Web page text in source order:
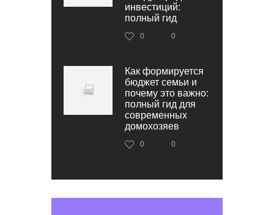
инвестиций:
полный гид
0 0
Как формируется
бюджет семьи и
почему это важно:
полный гид для
современных
домохозяев
0 0